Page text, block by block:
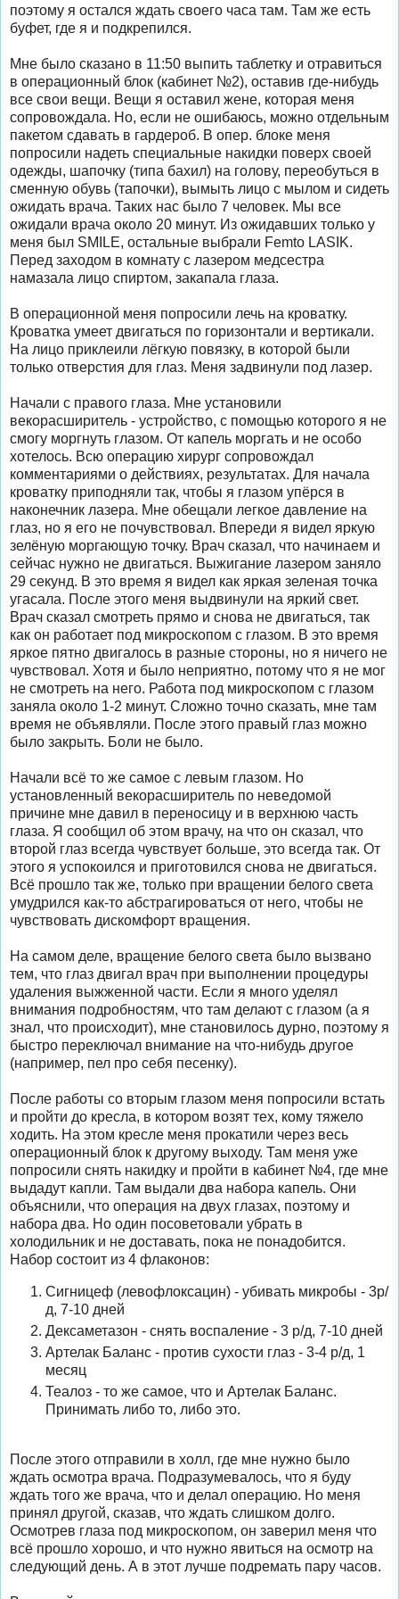
поэтому я остался ждать своего часа там. Там же есть
буфет, где я и подкрепился.
Мне было сказано в 11:50 выпить таблетку и отравиться
в операционный блок (кабинет №2), оставив где-нибудь
все свои вещи. Вещи я оставил жене, которая меня
сопровождала. Но, если не ошибаюсь, можно отдельным
пакетом сдавать в гардероб. В опер. блоке меня
попросили надеть специальные накидки поверх своей
одежды, шапочку (типа бахил) на голову, переобуться в
сменную обувь (тапочки), вымыть лицо с мылом и сидеть
ожидать врача. Таких нас было 7 человек. Мы все
ожидали врача около 20 минут. Из ожидавших только у
меня был SMILE, остальные выбрали Femto LASIK.
Перед заходом в комнату с лазером медсестра
намазала лицо спиртом, закапала глаза.
В операционной меня попросили лечь на кроватку.
Кроватка умеет двигаться по горизонтали и вертикали.
На лицо приклеили лёгкую повязку, в которой были
только отверстия для глаз. Меня задвинули под лазер.
Начали с правого глаза. Мне установили
векорасширитель - устройство, с помощью которого я не
смогу моргнуть глазом. От капель моргать и не особо
хотелось. Всю операцию хирург сопровождал
комментариями о действиях, результатах. Для начала
кроватку приподняли так, чтобы я глазом упёрся в
наконечник лазера. Мне обещали легкое давление на
глаз, но я его не почувствовал. Впереди я видел яркую
зелёную моргающую точку. Врач сказал, что начинаем и
сейчас нужно не двигаться. Выжигание лазером заняло
29 секунд. В это время я видел как яркая зеленая точка
угасала. После этого меня выдвинули на яркий свет.
Врач сказал смотреть прямо и снова не двигаться, так
как он работает под микроскопом с глазом. В это время
яркое пятно двигалось в разные стороны, но я ничего не
чувствовал. Хотя и было неприятно, потому что я не мог
не смотреть на него. Работа под микроскопом с глазом
заняла около 1-2 минут. Сложно точно сказать, мне там
время не объявляли. После этого правый глаз можно
было закрыть. Боли не было.
Начали всё то же самое с левым глазом. Но
установленный векорасширитель по неведомой
причине мне давил в переносицу и в верхнюю часть
глаза. Я сообщил об этом врачу, на что он сказал, что
второй глаз всегда чувствует больше, это всегда так. От
этого я успокоился и приготовился снова не двигаться.
Всё прошло так же, только при вращении белого света
умудрился как-то абстрагироваться от него, чтобы не
чувствовать дискомфорт вращения.
На самом деле, вращение белого света было вызвано
тем, что глаз двигал врач при выполнении процедуры
удаления выжженной части. Если я много уделял
внимания подробностям, что там делают с глазом (а я
знал, что происходит), мне становилось дурно, поэтому я
быстро переключал внимание на что-нибудь другое
(например, пел про себя песенку).
После работы со вторым глазом меня попросили встать
и пройти до кресла, в котором возят тех, кому тяжело
ходить. На этом кресле меня прокатили через весь
операционный блок к другому выходу. Там меня уже
попросили снять накидку и пройти в кабинет №4, где мне
выдадут капли. Там выдали два набора капель. Они
объяснили, что операция на двух глазах, поэтому и
набора два. Но один посоветовали убрать в
холодильник и не доставать, пока не понадобится.
Набор состоит из 4 флаконов:
Сигницеф (левофлоксацин) - убивать микробы - 3р/
д, 7-10 дней
Дексаметазон - снять воспаление - 3 р/д, 7-10 дней
Артелак Баланс - против сухости глаз - 3-4 р/д, 1
месяц
Теалоз - то же самое, что и Артелак Баланс.
Принимать либо то, либо это.
После этого отправили в холл, где мне нужно было
ждать осмотра врача. Подразумевалось, что я буду
ждать того же врача, что и делал операцию. Но меня
принял другой, сказав, что ждать слишком долго.
Осмотрев глаза под микроскопом, он заверил меня что
всё прошло хорошо, и что нужно явиться на осмотр на
следующий день. А в этот лучше подремать пару часов.